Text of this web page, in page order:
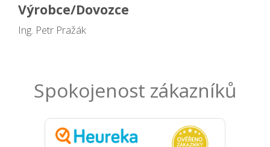
Výrobce/Dovozce
Ing. Petr Pražák
Spokojenost zákazníků